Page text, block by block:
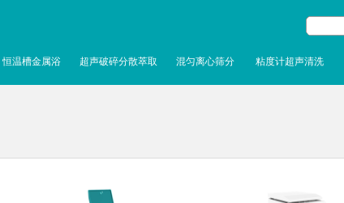
恒温槽金属浴 超声破碎分散萃取 混匀离心筛分 粘度计超声清洗